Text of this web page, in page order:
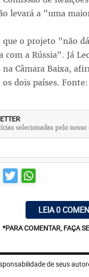
levará a "uma
que o projeto "não
com a Rússia". Já
na Câmara Baixa,
dois países. Fonte:
selecionadas pelo
LEIA 0
*PARA COMENTAR, FAÇA
de seus